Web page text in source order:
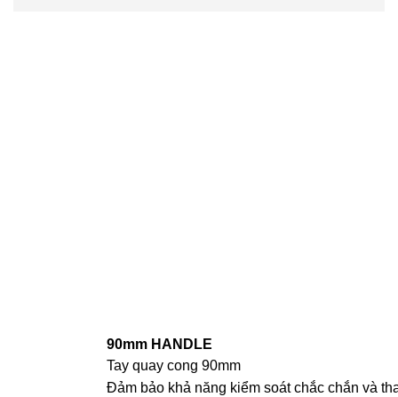
90mm HANDLE
Tay quay cong 90mm
Đảm bảo khả năng kiểm soát chắc chắn và